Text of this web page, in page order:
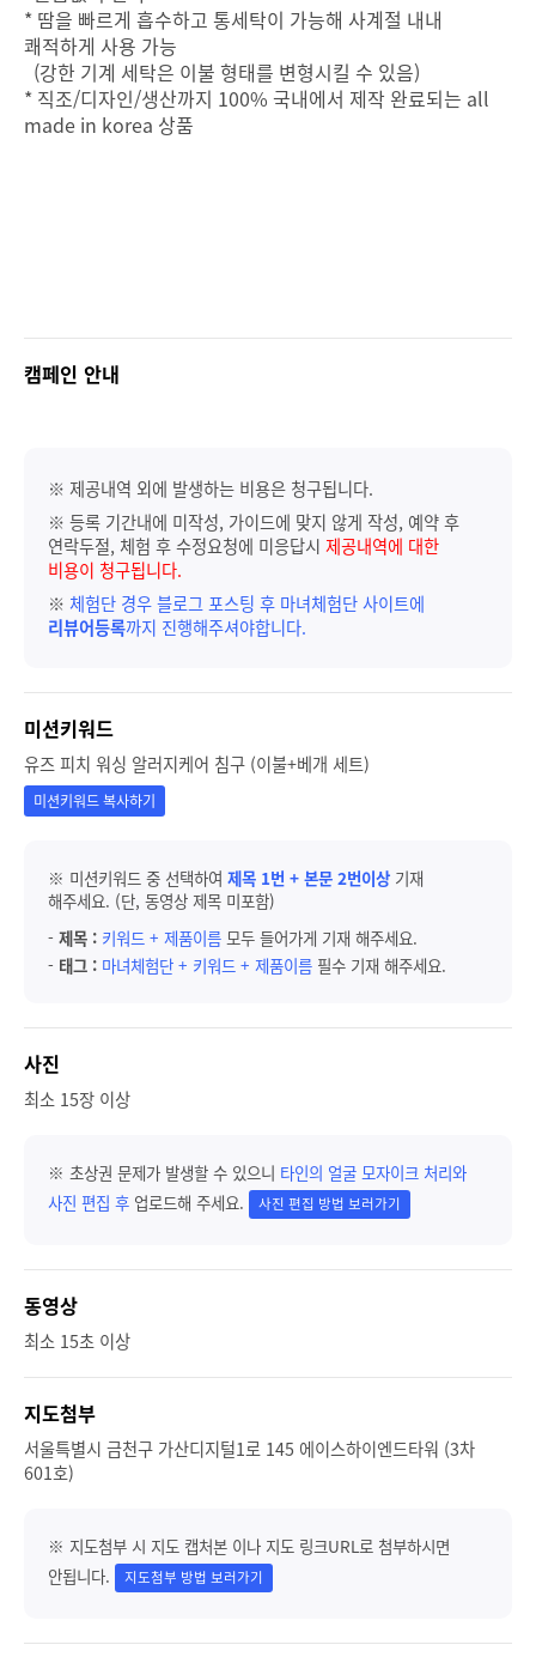
* 땀을 빠르게 흡수하고 통세탁이 가능해 사계절 내내
쾌적하게 사용 가능
(강한 기계 세탁은 이불 형태를 변형시킬 수 있음)
* 직조/디자인/생산까지 100% 국내에서 제작 완료되는 all
made in korea 상품
캠페인 안내
※ 제공내역 외에 발생하는 비용은 청구됩니다.
※ 등록 기간내에 미작성, 가이드에 맞지 않게 작성, 예약 후
연락두절, 체험 후 수정요청에 미응답시 제공내역에 대한
비용이 청구됩니다.
※ 체험단 경우 블로그 포스팅 후 마녀체험단 사이트에
리뷰어등록까지 진행해주셔야합니다.
미션키워드
유즈 피치 워싱 알러지케어 침구 (이불+베개 세트)
미션키워드 복사하기
※ 미션키워드 중 선택하여 제목 1번 + 본문 2번이상 기재
해주세요. (단, 동영상 제목 미포함)
- 제목 : 키워드 + 제품이름 모두 들어가게 기재 해주세요.
- 태그 : 마녀체험단 + 키워드 + 제품이름 필수 기재 해주세요.
사진
최소 15장 이상
※ 초상권 문제가 발생할 수 있으니 타인의 얼굴 모자이크 처리와
사진 편집 후 업로드해 주세요. 사진 편집 방법 보러가기
동영상
최소 15초 이상
지도첨부
서울특별시 금천구 가산디지털1로 145 에이스하이엔드타워 (3차
601호)
※ 지도첨부 시 지도 캡처본 이나 지도 링크URL로 첨부하시면
안됩니다.
지도첨부 방법 보러가기